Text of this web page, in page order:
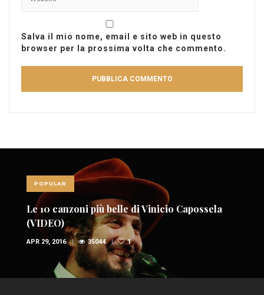
Salva il mio nome, email e sito web in questo
browser per la prossima volta che commento.
POPULAR
Le 10 canzoni più belle di Vinicio Capossela
(VIDEO)
APR 29, 2016 35044 1